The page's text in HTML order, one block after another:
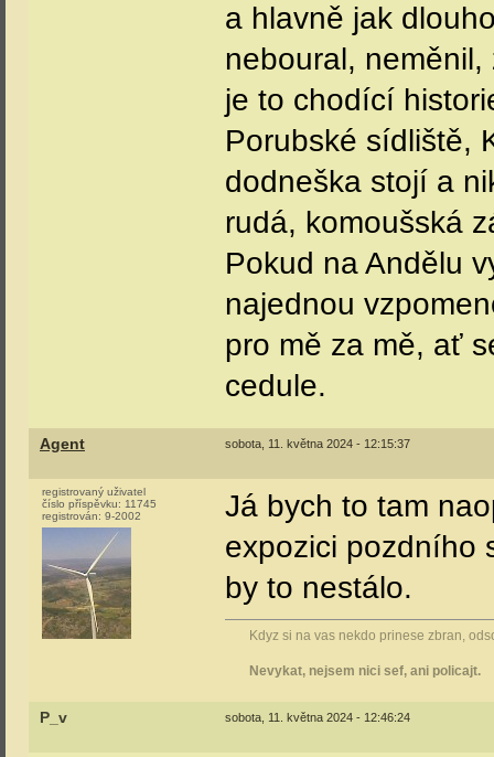
a hlavně jak
neboural,
je to chodící
Porubské sídliště,
dodneška stojí a
rudá, komoušská
Pokud na Andělu
najednou
pro mě za mě, ať
cedule.
Agent sobota, 11. května 2024 - 12:15:37
registrovaný uživatel
číslo příspěvku: 11745
registrován: 9-2002
Já bych to tam
expozici pozdního
by to nestálo.
Kdyz si na vas nekdo prinese zbran,
Nevykat, nejsem nici sef, ani policajt.
P_v sobota, 11. května 2024 - 12:46:24